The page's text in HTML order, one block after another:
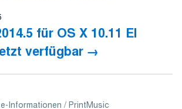
für OS X 10.11 El
verfügbar
Informationen
PrintMusic